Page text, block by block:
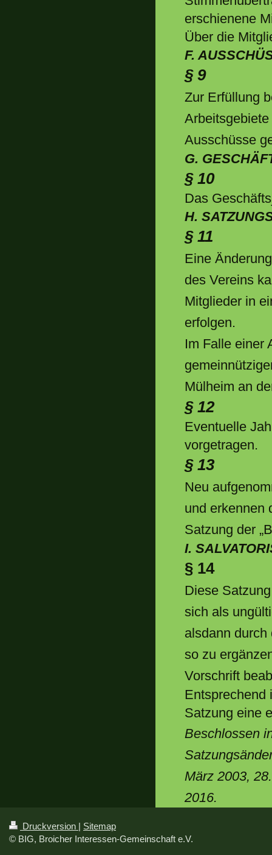
erschienene
Über die
F.
§ 9
Zur Erfüllung
Ausschüsse
G.
§ 10
Das
H.
§ 11
Eine
des Vereins
Mitglieder in
erfolgen.
Im Falle einer
Mülheim an
§ 12
Eventuelle
vorgetragen.
§ 13
Neu
und erkennen
Satzung der
I.
§ 14
Diese
sich als
alsdann
so zu
Vorschrift
Entsprechend
Satzung eine
Beschlossen
März 2003,
2016.
Druckversion | Sitemap
© BIG, Broicher Interessen-Gemeinschaft e.V.